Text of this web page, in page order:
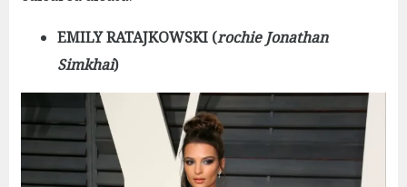
EMILY RATAJKOWSKI (rochie Jonathan
Simkhai)